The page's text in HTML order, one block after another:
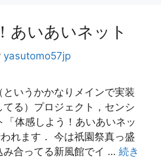
あいあいネット
yasutomo57jp
いうかかなりメインで実装
てる）プロジェクト，センシ
「体感しよう！あいあいネッ
れます． 今は祇園祭真っ盛
み合ってる新風館でイ … 続き